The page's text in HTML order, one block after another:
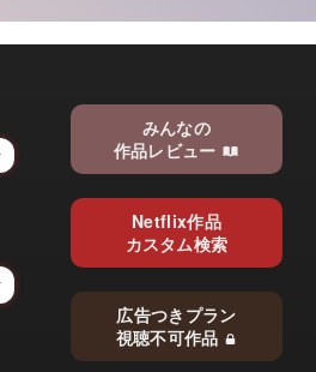
みんなの
作品レビュー
Netflix作品
カスタム検索
広告つきプラン
視聴不可作品